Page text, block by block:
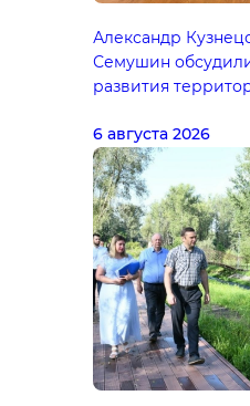
Александр
Семушин
развития
6 августа 2026